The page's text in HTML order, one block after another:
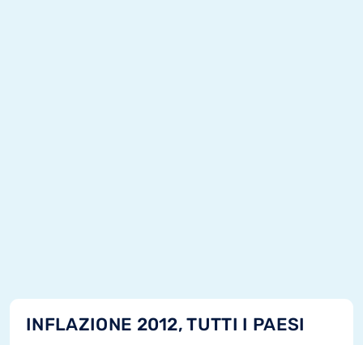
INFLAZIONE 2012, TUTTI I PAESI